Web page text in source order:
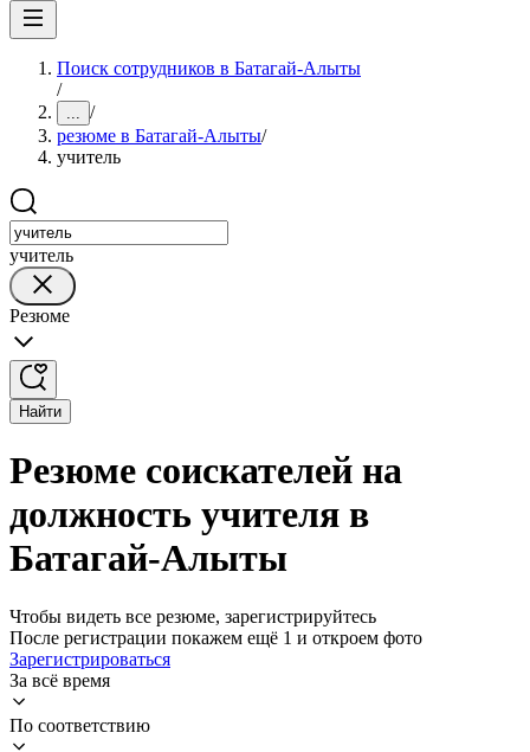
Поиск сотрудников в Батагай-Алыты
/
... /
резюме в Батагай-Алыты/
учитель
учитель
Резюме
Найти
Резюме соискателей на
должность учителя в
Батагай-Алыты
Чтобы видеть все резюме, зарегистрируйтесь
После регистрации покажем ещё 1 и откроем фото
Зарегистрироваться
За всё время
По соответствию